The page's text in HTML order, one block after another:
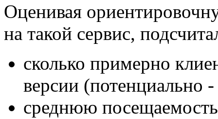
Оценивая
на такой сервис,
сколько примерно
версии (потенциально
среднюю